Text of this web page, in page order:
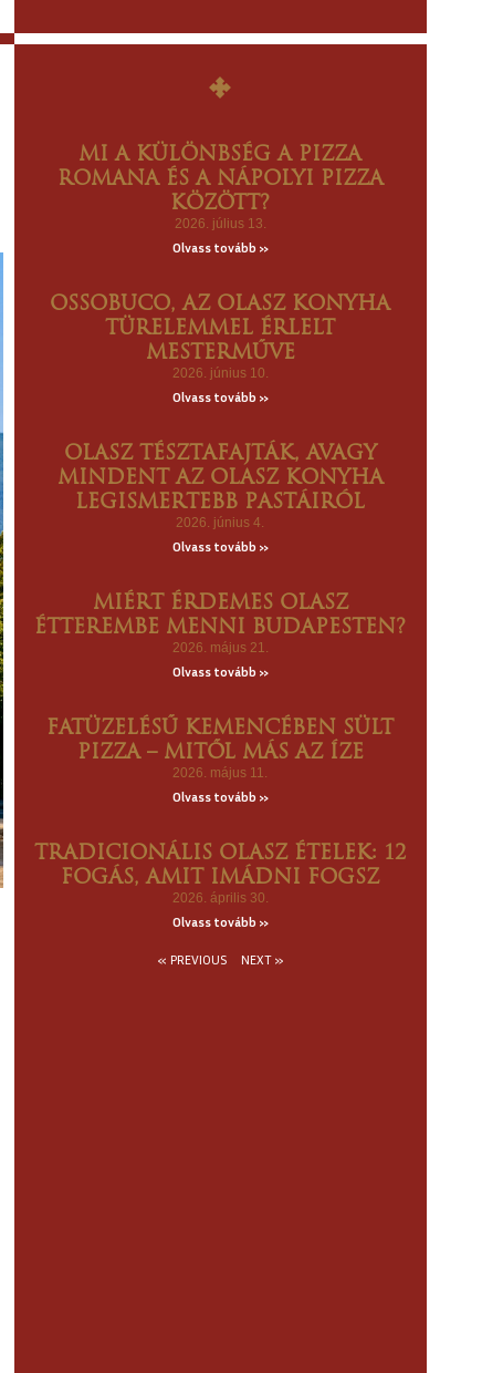
MI A KÜLÖNBSÉG A PIZZA
ROMANA ÉS A NÁPOLYI PIZZA
KÖZÖTT?
2026. július 13.
Olvass tovább »
OSSOBUCO, AZ OLASZ KONYHA
TÜRELEMMEL ÉRLELT
MESTERMŰVE
2026. június 10.
Olvass tovább »
OLASZ TÉSZTAFAJTÁK, AVAGY
MINDENT AZ OLASZ KONYHA
LEGISMERTEBB PASTÁIRÓL
2026. június 4.
Olvass tovább »
MIÉRT ÉRDEMES OLASZ
ÉTTEREMBE MENNI BUDAPESTEN?
2026. május 21.
Olvass tovább »
FATÜZELÉSŰ KEMENCÉBEN SÜLT
PIZZA – MITŐL MÁS AZ ÍZE
2026. május 11.
Olvass tovább »
TRADICIONÁLIS OLASZ ÉTELEK: 12
FOGÁS, AMIT IMÁDNI FOGSZ
2026. április 30.
Olvass tovább »
« PREVIOUS NEXT »